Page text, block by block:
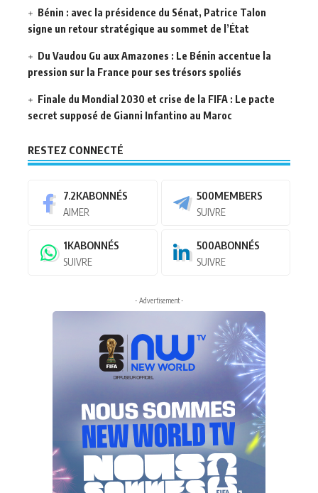
Bénin : avec la présidence du Sénat, Patrice Talon
signe un retour stratégique au sommet de l’État
Du Vaudou Gu aux Amazones : Le Bénin accentue la
pression sur la France pour ses trésors spoliés
Finale du Mondial 2030 et crise de la FIFA : Le pacte
secret supposé de Gianni Infantino au Maroc
RESTEZ CONNECTÉ
7.2KABONNÉS
AIMER
500MEMBERS
SUIVRE
1KABONNÉS
SUIVRE
500ABONNÉS
SUIVRE
- Advertisement -